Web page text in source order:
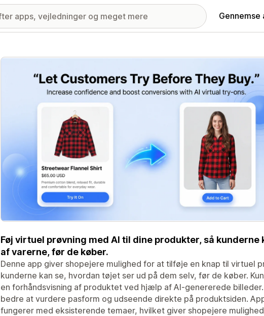
Gennemse
Galleri med udvalgte billeder
Føj virtuel prøvning med AI til dine produkter, så kunderne
af varerne, før de køber.
Denne app giver shopejere mulighed for at tilføje en knap til virtuel
kunderne kan se, hvordan tøjet ser ud på dem selv, før de køber.
en forhåndsvisning af produktet ved hjælp af AI-genererede
bedre at vurdere pasform og udseende direkte på produktsiden.
fungerer med eksisterende temaer, hvilket giver shopejere